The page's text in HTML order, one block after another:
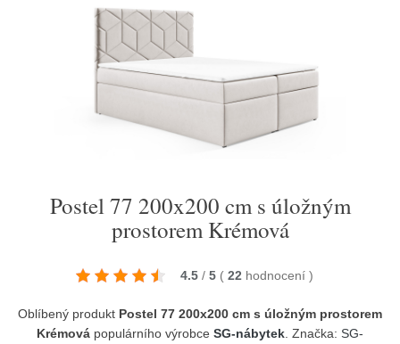
Postel 77 200x200 cm s úložným
prostorem Krémová
4.5 / 5 ( 22 hodnocení )
Oblíbený produkt Postel 77 200x200 cm s úložným prostorem
Krémová populárního výrobce SG-nábytek . Značka: SG-